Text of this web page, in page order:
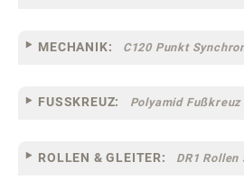
MECHANIK: C120 Punkt
FUSSKREUZ:
ROLLEN & GLEITER: